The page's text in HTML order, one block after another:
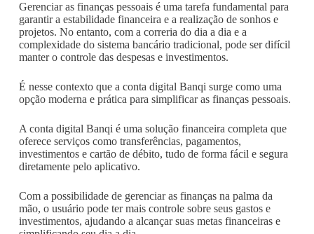
Gerenciar as finanças pessoais é uma tarefa fundamental para
garantir a estabilidade financeira e a realização de sonhos e
projetos. No entanto, com a correria do dia a dia e a
complexidade do sistema bancário tradicional, pode ser difícil
manter o controle das despesas e investimentos.
É nesse contexto que a conta digital Banqi surge como uma
opção moderna e prática para simplificar as finanças pessoais.
A conta digital Banqi é uma solução financeira completa que
oferece serviços como transferências, pagamentos,
investimentos e cartão de débito, tudo de forma fácil e segura
diretamente pelo aplicativo.
Com a possibilidade de gerenciar as finanças na palma da
mão, o usuário pode ter mais controle sobre seus gastos e
investimentos, ajudando a alcançar suas metas financeiras e